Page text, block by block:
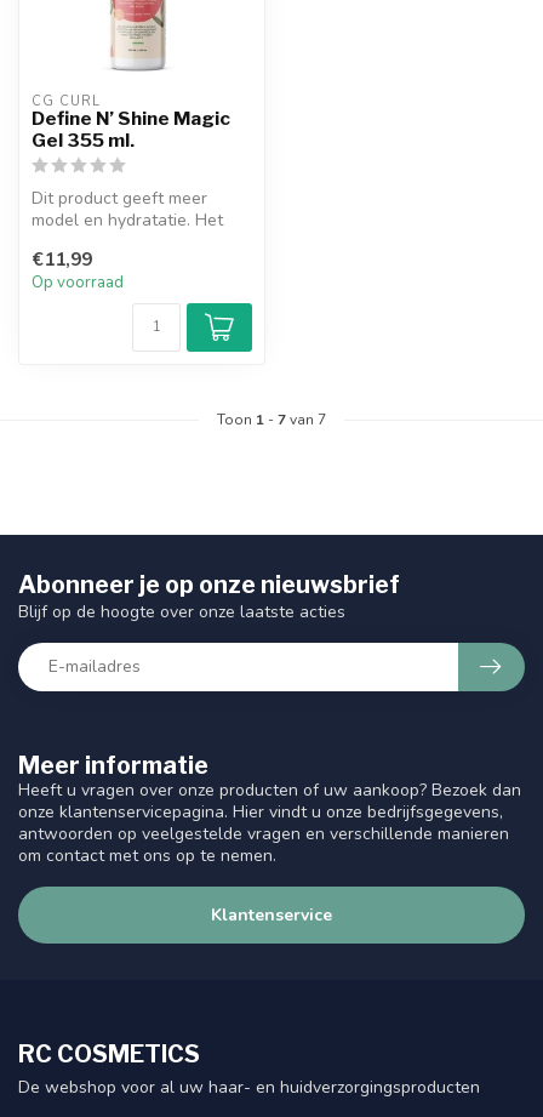
CG CURL
Define N’ Shine Magic
Gel 355 ml.
Dit product geeft meer
model en hydratatie. Het
lang...
€11,99
Op voorraad
Toon 1 -7van 7
Meer informatie
Heeft u vragen over onze producten of uw aankoop? Bezoek dan
onze klantenservicepagina. Hier vindt u onze bedrijfsgegevens,
antwoorden op veelgestelde vragen en verschillende manieren
om contact met ons op te nemen.
Klantenservice
Abonneer je op onze nieuwsbrief
Blijf op de hoogte over onze laatste acties
RC COSMETICS
De webshop voor al uw haar- en huidverzorgingsproducten